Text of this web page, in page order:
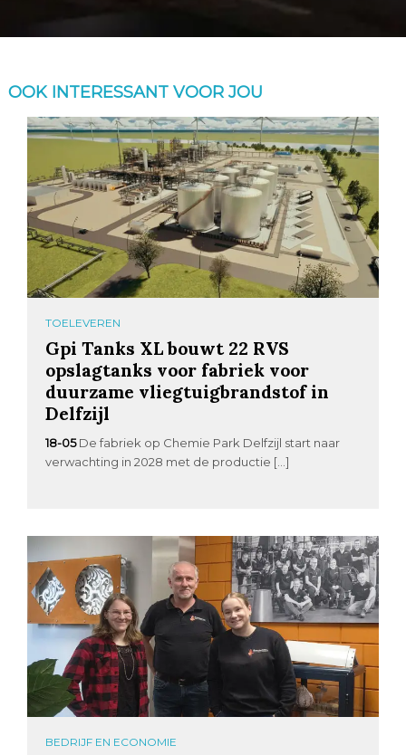
OOK INTERESSANT VOOR JOU
TOELEVEREN
Gpi Tanks XL bouwt 22 RVS
opslagtanks voor fabriek voor
duurzame vliegtuigbrandstof in
Delfzijl
18-05 De fabriek op Chemie Park Delfzijl start naar
verwachting in 2028 met de productie […]
BEDRIJF EN ECONOMIE